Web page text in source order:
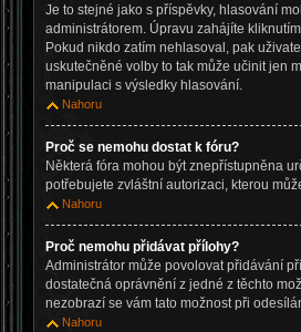
Je to stejné jako s příspěvky, hlasování
administrátorem. Úpravu zahájíte
Pokud nikdo zatím nehlasoval, pak
uskutečněné volby to tak může učinit jen
manipulaci s výsledky hlasování.
Nahoru
Proč se nemohu dostat k fóru?
Některá fóra mohou být znepřístupněna
potřebujete zvláštní autorizaci, kterou
Nahoru
Proč nemohu přidávat přílohy?
Administrátor může povolovat přidávání
dostatečná oprávnění z jedné z těchto
nezobrazí se vám tato možnost při
Nahoru